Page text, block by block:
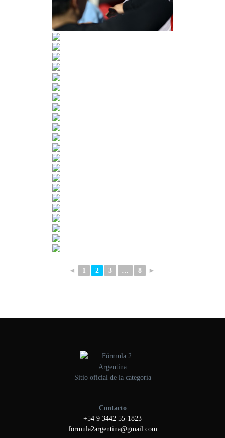
◄ 1 2 3 … 8 ►
Sitio oficial de la categoría
Contacto
+54 9 3442 55-1823
formula2argentina@gmail.com